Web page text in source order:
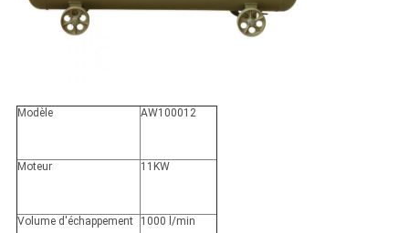
Modèle AW100012
Moteur 11KW
Volume d'échappement 1000 l/min